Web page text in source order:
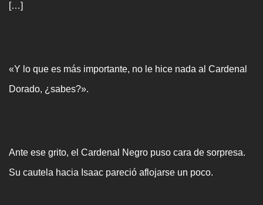
[…]
«Y lo que es más importante, no le hice nada al Cardenal
Dorado, ¿sabes?».
Ante ese grito, el Cardenal Negro puso cara de sorpresa.
Su cautela hacia Isaac pareció aflojarse un poco.